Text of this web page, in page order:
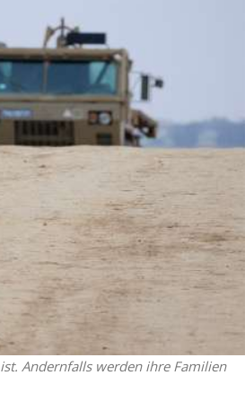
Andernfalls werden ihre Familien